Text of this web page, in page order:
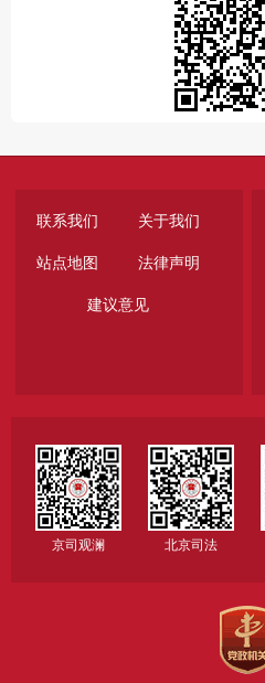
联系我们 关于我们
站点地图 法律声明
建议意见
京司观澜 北京司法